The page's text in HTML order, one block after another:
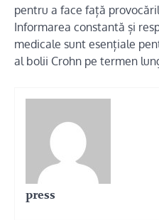
pentru a face față
Informarea constantă și
medicale sunt esențiale
al bolii Crohn pe termen
press